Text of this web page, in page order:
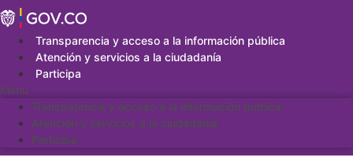
Saltar
al
contenidoTransparencia y acceso a la información pública
Atención y servicios a la ciudadanía
Participa
Menu
Transparencia y acceso a la información pública
Atención y servicios a la ciudadanía
Participa